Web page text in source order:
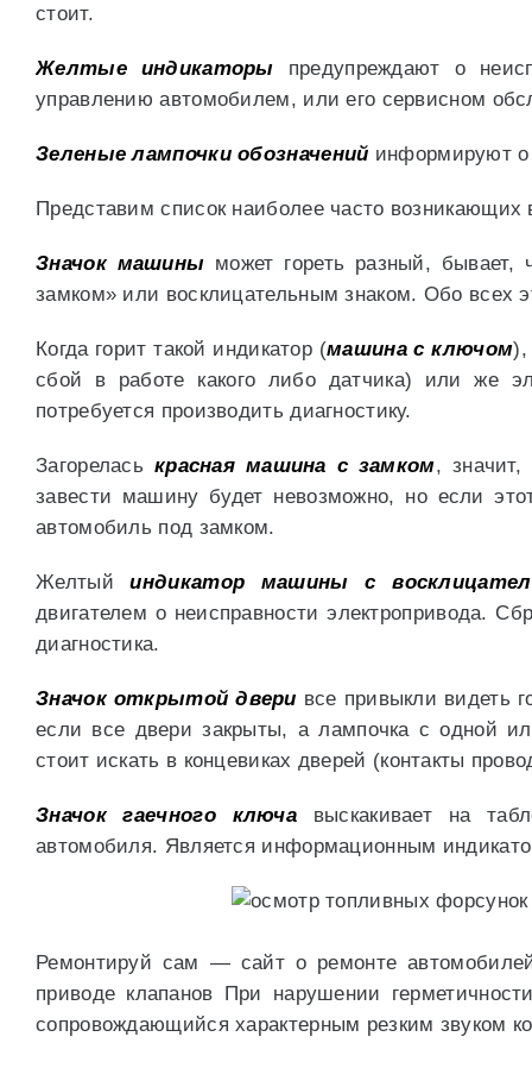
стоит.
Желтые индикаторы предупреждают о
управлению автомобилем, или его сервисном
Зеленые лампочки обозначений информируют о
Представим список наиболее часто возникающих
Значок машины может гореть разный,
замком» или восклицательным знаком. Обо всех
Когда горит такой индикатор (машина с ключом),
сбой в работе какого либо датчика) или же
потребуется производить диагностику.
Загорелась красная машина с замком,
завести машину будет невозможно, но если
автомобиль под замком.
Желтыйиндикатор машины с
двигателем о неисправности электропривода.
диагностика.
Значок открытой двери все привыкли видеть
если все двери закрыты, а лампочка с одной
стоит искать в концевиках дверей (контакты
Значок гаечного ключа выскакивает на
автомобиля. Является информационным
Ремонтируй сам — сайт о ремонте
приводе клапанов При нарушении
сопровождающийся характерным резким звуком